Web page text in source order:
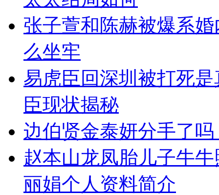
张子萱和陈赫被爆系
么坐牢
易虎臣回深圳被打死
臣现状揭秘
边伯贤金泰妍分手了
赵本山龙凤胎儿子牛
丽娟个人资料简介